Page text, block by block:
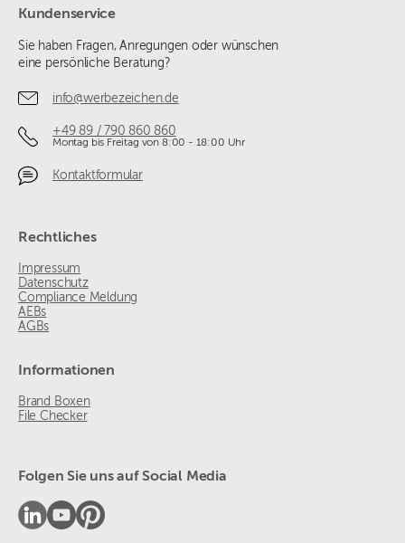
Kundenservice
Sie haben Fragen, Anregungen oder wünschen
eine persönliche Beratung?
info@werbezeichen.de
+49 89 / 790 860 860
Montag bis Freitag von 8:00 - 18:00 Uhr
Kontaktformular
Rechtliches
Impressum
Datenschutz
Compliance Meldung
AEBs
AGBs
Informationen
Brand Boxen
File Checker
Folgen Sie uns auf Social Media